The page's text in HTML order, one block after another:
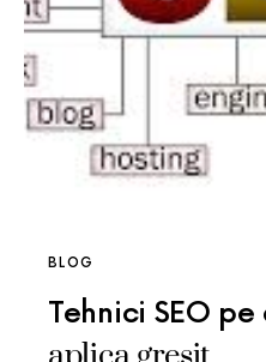
BLOG
Tehnici SEO